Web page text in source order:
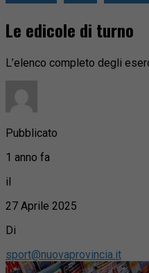
Le edicole di turno
L’elenco completo degli
Pubblicato
1 anno fa
il
27 Aprile 2025
Di
sport@nuovaprovincia.it